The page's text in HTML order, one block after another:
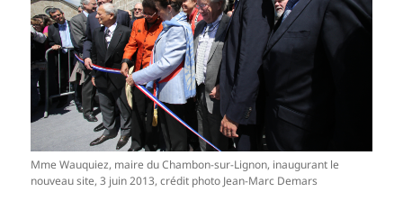
Mme Wauquiez, maire du Chambon-sur-Lignon, inaugurant le
nouveau site, 3 juin 2013, crédit photo Jean-Marc Demars